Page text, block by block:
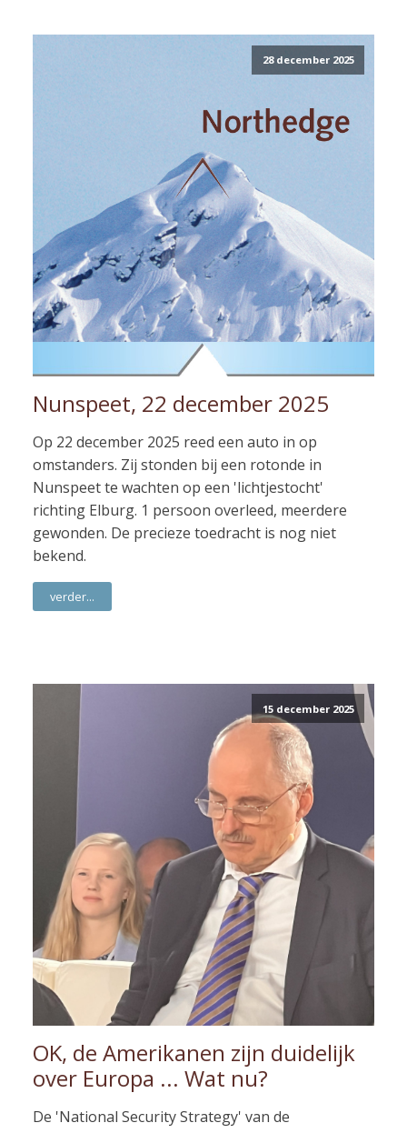
28 december 2025
Nunspeet, 22 december 2025
Op 22 december 2025 reed een auto in op
omstanders. Zij stonden bij een rotonde in
Nunspeet te wachten op een 'lichtjestocht'
richting Elburg. 1 persoon overleed, meerdere
gewonden. De precieze toedracht is nog niet
bekend.
verder...
15 december 2025
OK, de Amerikanen zijn duidelijk
over Europa ... Wat nu?
De 'National Security Strategy' van de